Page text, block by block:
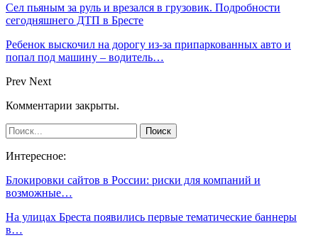
Сел пьяным за руль и врезался в грузовик. Подробности
сегодняшнего ДТП в Бресте
Ребенок выскочил на дорогу из-за припаркованных авто и
попал под машину – водитель…
Prev Next
Комментарии закрыты.
Интересное:
Блокировки сайтов в России: риски для компаний и
возможные…
На улицах Бреста появились первые тематические баннеры
в…